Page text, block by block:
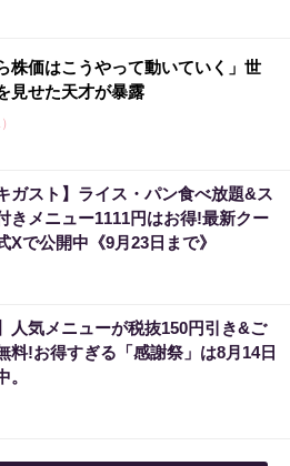
株価はこうやって動いていく」世
見せた天才が暴露
ガスト】ライス・パン食べ放題&ス
きメニュー1111円はお得!最新クー
Xで公開中《9月23日まで》
人気メニューが税抜150円引き&ご
料!お得すぎる「感謝祭」は8月14日
。